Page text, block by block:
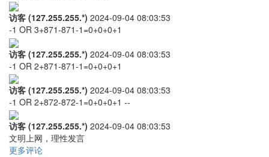
访客 (127.255.255.*) 2024-09-04 08:03:53
-1 OR 3+871-871-1=0+0+0+1
访客 (127.255.255.*) 2024-09-04 08:03:53
-1 OR 2+871-871-1=0+0+0+1
访客 (127.255.255.*) 2024-09-04 08:03:53
-1 OR 2+872-872-1=0+0+0+1 --
访客 (127.255.255.*) 2024-09-04 08:03:53
文明上网，理性发言
更多评论